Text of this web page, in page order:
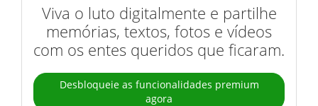
Viva o luto digitalmente e partilhe
memórias, textos, fotos e vídeos
com os entes queridos que ficaram.
Desbloqueie as funcionalidades premium
agora